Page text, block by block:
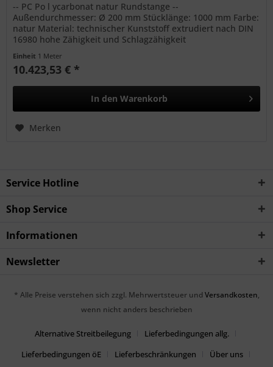
-- PC Po l ycarbonat natur Rundstange --
Außendurchmesser: Ø 200 mm Stücklänge: 1000 mm Farbe:
natur Material: technischer Kunststoff extrudiert nach DIN
16980 hohe Zähigkeit und Schlagzähigkeit
Witterungsbeständig bedingte...
Einheit 1 Meter
10.423,53 € *
In den Warenkorb
Merken
Service Hotline
Shop Service
Informationen
Newsletter
* Alle Preise verstehen sich zzgl. Mehrwertsteuer und Versandkosten,
wenn nicht anders beschrieben
Alternative Streitbeilegung
Lieferbedingungen allg.
Lieferbedingungen öE
Lieferbeschränkungen Über uns